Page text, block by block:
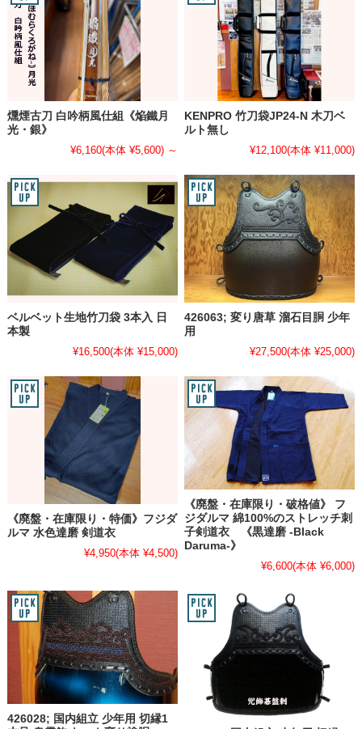
燻煙古刀 白吟柄風仕組《焔鐵月
光・銀》
¥6,160(本体 ¥5,600)～
KENPRO 竹刀袋JP24-N 木刀ベ
ルト無し
¥12,100(本体 ¥11,000)
ベルベット生地竹刀袋 3本入 日
本製
¥16,500(本体 ¥15,000)
426063; 変り唐草 溜石目胴 少年
用
¥27,500(本体 ¥25,000)
《廃盤・在庫限り・特価》フジダ
ルマ 水色達磨 剣道衣
¥4,950(本体 ¥4,500)
《廃盤・在庫限り・破格値》 フ
ジダルマ 綿100%のストレッチ刺
子剣道衣 《黒達磨 -Black
Daruma-》
¥6,600(本体 ¥6,000)
426028; 国内組立 少年用 切縁1